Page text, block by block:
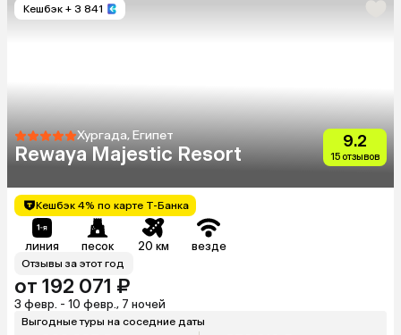
Кешбэк + 3 841
Хургада, Египет
Rewaya Majestic Resort
9.2
15 отзывов
Кешбэк 4% по карте Т-Банка
линия песок 20 км везде
Отзывы за этот год
от 192 071 ₽
3 февр. - 10 февр., 7 ночей
Выгодные туры на соседние даты